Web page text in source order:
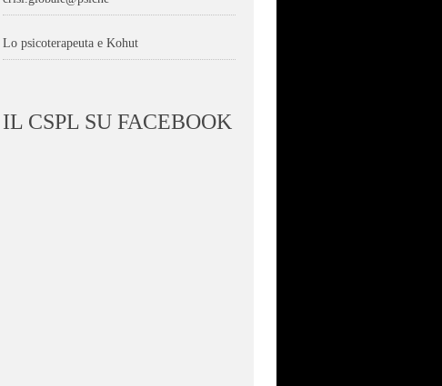
Lo psicoterapeuta e Kohut
IL CSPL SU FACEBOOK